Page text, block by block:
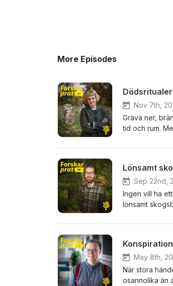
More Episodes
Nov 7th,
Gräva ner,
tid och rum.
arkeologen
intressanta
Lönsamt
Sep 22nd,
Ingen vill ha
lönsamt
mer attraktivt
beskriver sitt
funderar på
May 8th,
När stora
osannolika än